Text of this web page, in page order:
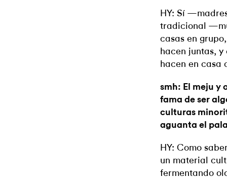
HY: Sí
tradicional
casas en
hacen juntas,
hacen en casa
smh: El meju y
fama de ser
culturas
aguanta el
HY: Como
un material
fermentando